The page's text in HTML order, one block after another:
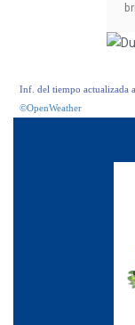
Inf. del tiempo actualizada
©OpenWeather